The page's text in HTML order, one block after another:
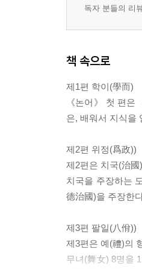
독자 분들의 리
책 속으로
제1편 학이(學而)
《논어》 첫 편
은, 배워서 지식을
제2편 위정(爲政))
제2편은 치국(治
치국을 주장하는
德治國)을 주장한
제3편 팔일(八佾))
제3편은 예(禮)의
무녀(舞女) 8명을